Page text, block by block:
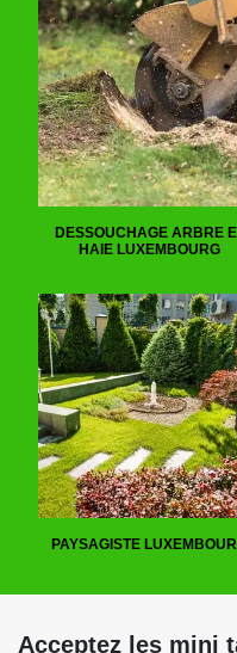
DESSOUCHAGE ARBRE
HAIE LUXEMBOURG
PAYSAGISTE
Acceptez les mini